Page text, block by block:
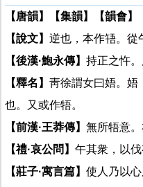
【唐韻】 【集韻】 【韻會】
【說文】 逆也，本作啎。從
【後漢·鮑永傳】 持正之忤。
【釋名】 靑徐謂女曰娪。娪
也。又或作牾。
【前漢·王莽傳】 無所牾意。
【禮·哀公問】 午其衆，以伐
【莊子·寓言篇】 使人乃以心